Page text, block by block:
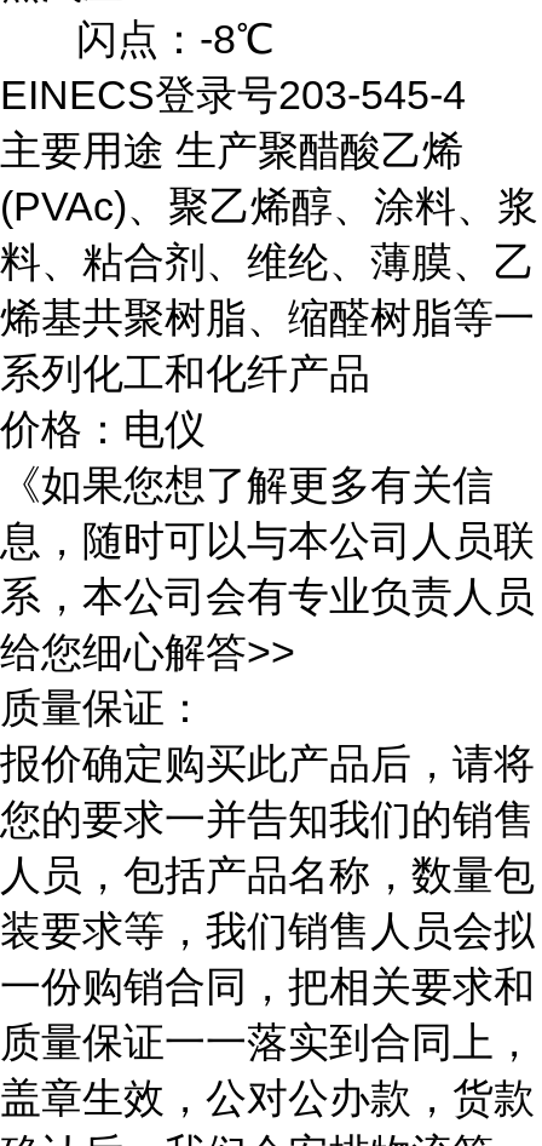
闪点：-8℃
EINECS登录号203-545-4
主要用途 生产聚醋酸乙烯
(PVAc)、聚乙烯醇、涂料、浆
料、粘合剂、维纶、薄膜、乙
烯基共聚树脂、缩醛树脂等一
系列化工和化纤产品
价格：电仪
《如果您想了解更多有关信
息，随时可以与本公司人员联
系，本公司会有专业负责人员
给您细心解答>>
质量保证：
报价确定购买此产品后，请将
您的要求一并告知我们的销售
人员，包括产品名称，数量包
装要求等，我们销售人员会拟
一份购销合同，把相关要求和
质量保证一一落实到合同上，
盖章生效，公对公办款，货款